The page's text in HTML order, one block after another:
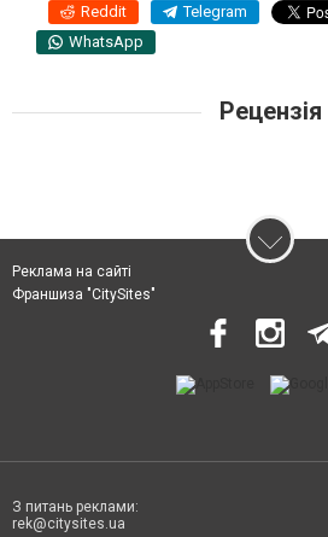
Reddit Telegram
WhatsApp
Рецензія
Реклама на сайті
Франшиза "CitySites"
З питань реклами:
rek@citysites.ua